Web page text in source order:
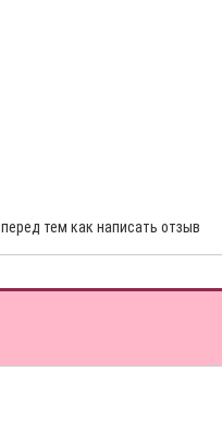
перед тем как написать отзыв